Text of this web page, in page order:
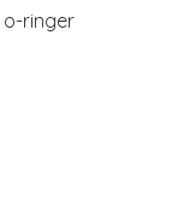
o-ringer